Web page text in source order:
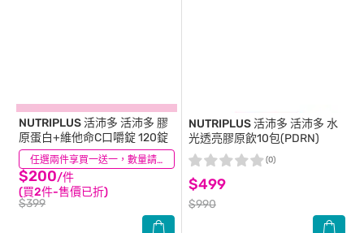
任選兩件享買一送一，數量請選2件
NUTRIPLUS 活沛多 活沛多 膠
原蛋白+維他命C口嚼錠 120錠
$200/件
(買2件-售價已折)
$399
(115)
NUTRIPLUS 活沛多 活沛多 水
光透亮膠原飲10包(PDRN)
$499
$990
(0)